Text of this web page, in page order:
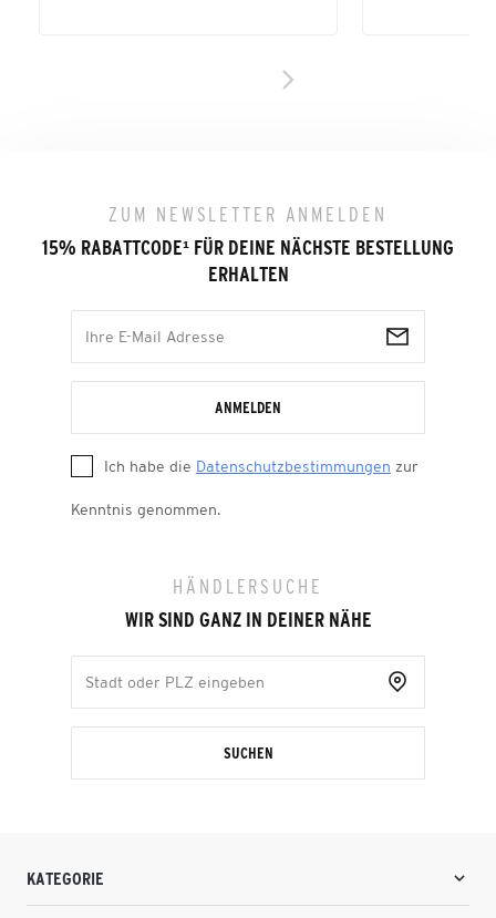
ZUM NEWSLETTER ANMELDEN
15% RABATTCODE¹ FÜR DEINE NÄCHSTE BESTELLUNG
ERHALTEN
ANMELDEN
Ich habe die Datenschutzbestimmungen zur
Kenntnis genommen.
HÄNDLERSUCHE
WIR SIND GANZ IN DEINER NÄHE
SUCHEN
KATEGORIE